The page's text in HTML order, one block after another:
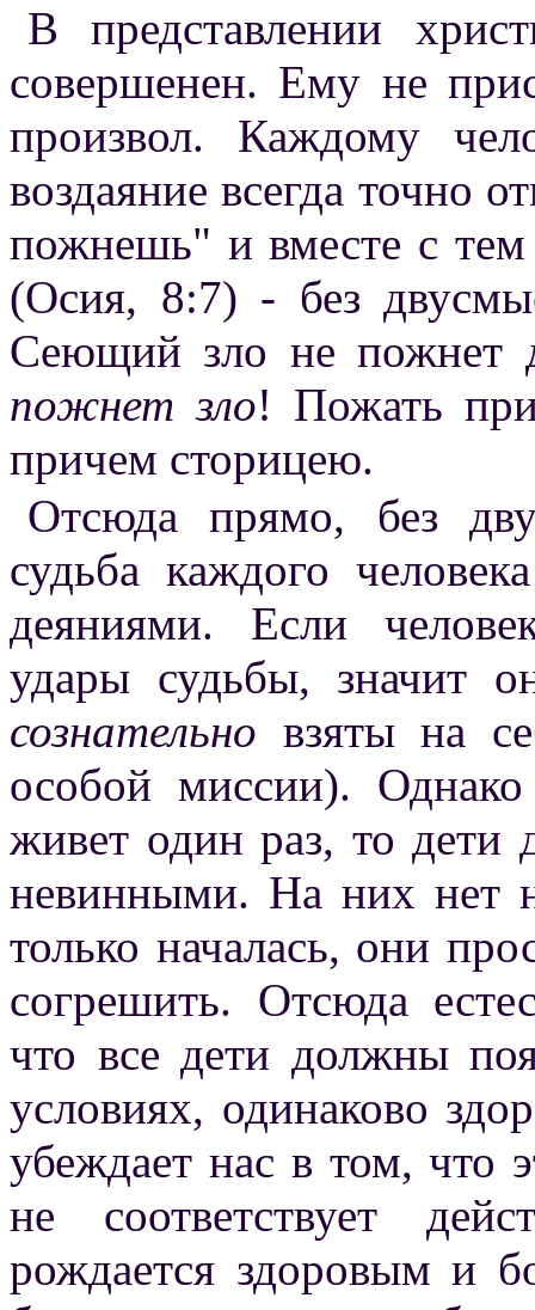
В представлении
совершенен. Ему не
произвол. Каждому
воздаяние всегда точно
пожнешь" и вместе с
(Осия, 8:7) - без
Сеющий зло не
пожнет зло! Пожать
причем сторицею.
Отсюда прямо, без
судьба каждого
деяниями. Если
удары судьбы, значит
сознательно взяты на
особой миссии).
живет один раз, то дети
невинными. На них нет
только началась, они
согрешить. Отсюда
что все дети должны
условиях, одинаково
убеждает нас в том, что
не соответствует
рождается здоровым и